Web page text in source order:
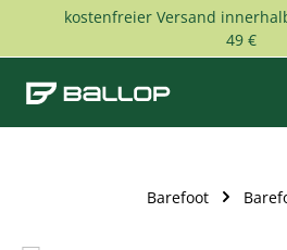
Zum Hauptinhalt springen
kostenfreier Versand
49 €
Barefoot